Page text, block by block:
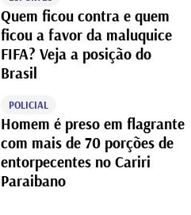
Quem ficou contra e quem
ficou a favor da maluquice
FIFA? Veja a posição do
Brasil
POLICIAL
Homem é preso em flagrante
com mais de 70 porções de
entorpecentes no Cariri
Paraibano